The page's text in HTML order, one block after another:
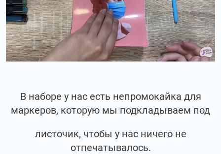
В наборе у нас есть непромокайка для
маркеров, которую мы подкладываем под
листочик, чтобы у нас ничего не
отпечатывалось.